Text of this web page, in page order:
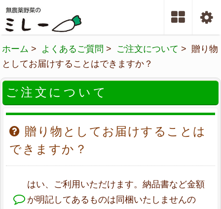
ホーム > よくあるご質問 > ご注文について > 贈り物
としてお届けすることはできますか？
ご注文について
贈り物としてお届けすることは
できますか？
はい、ご利用いただけます。納品書など金額
が明記してあるものは同梱いたしませんの